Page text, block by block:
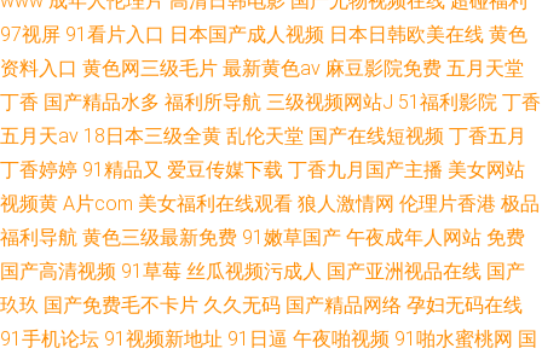
97视屏 91看片入口 日本国产成人视频 日本日韩欧美在线 黄色
资料入口 黄色网三级毛片 最新黄色av 麻豆影院免费 五月天堂
丁香 国产精品水多 福利所导航 三级视频网站J 51福利影院 丁香
五月天av 18日本三级全黄 乱伦天堂 国产在线短视频 丁香五月
丁香婷婷 91精品又 爱豆传媒下载 丁香九月国产主播 美女网站
视频黄 A片com 美女福利在线观看 狼人激情网 伦理片香港 极品
福利导航 黄色三级最新免费 91嫩草国产 午夜成年人网站 免费
国产高清视频 91草莓 丝瓜视频污成人 国产亚洲视品在线 国产
玖玖 国产免费毛不卡片 久久无码 国产精品网络 孕妇无码在线
91手机论坛 91视频新地址 91日逼 午夜啪视频 91啪水蜜桃网 国